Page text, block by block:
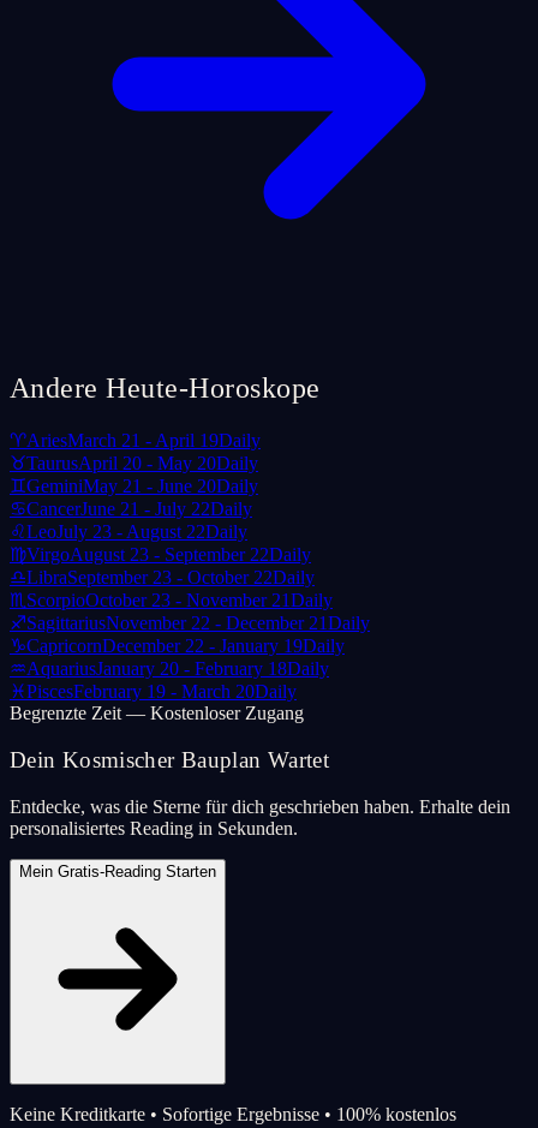
Andere Heute-Horoskope
♈AriesMarch 21 - April 19Daily
♉TaurusApril 20 - May 20Daily
♊GeminiMay 21 - June 20Daily
♋CancerJune 21 - July 22Daily
♌LeoJuly 23 - August 22Daily
♍VirgoAugust 23 - September 22Daily
♎LibraSeptember 23 - October 22Daily
♏ ScorpioOctober 23 - November 21Daily
♐SagittariusNovember 22 - December 21Daily
♑CapricornDecember 22 - January 19Daily
♒AquariusJanuary 20 - February 18Daily
♓PiscesFebruary 19 - March 20Daily
Begrenzte Zeit — Kostenloser Zugang
Dein Kosmischer Bauplan Wartet
Entdecke, was die Sterne für dich geschrieben haben. Erhalte dein
personalisiertes Reading in Sekunden.
Mein Gratis-Reading Starten
Keine Kreditkarte • Sofortige Ergebnisse • 100% kostenlos